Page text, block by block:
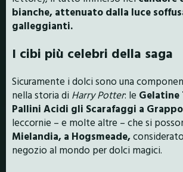
bianche, attenuato dalla luce
galleggianti.
I cibi più celebri della saga
Sicuramente i dolci sono una
nella storia di Harry Potter: le
Pallini Acidi gli Scarafaggi a
leccornie – e molte altre – che si
Mielandia, a Hogsmeade,
negozio al mondo per dolci magici.